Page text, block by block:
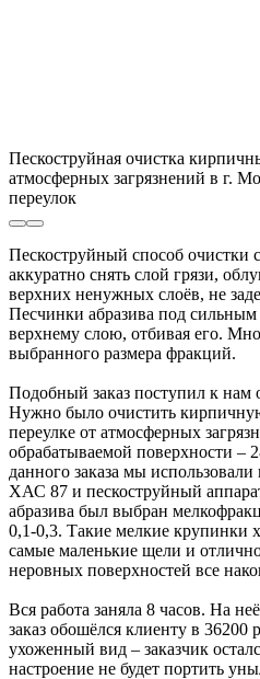
Пескоструйная очистка
атмосферных загрязнений в г.
переулок
Пескоструйный способ очистки
аккуратно снять слой грязи,
верхних ненужных слоёв, не
Песчинки абразива под
верхнему слою, отбивая его.
выбранного размера фракций.
Подобный заказ поступил к нам
Нужно было очистить
переулке от атмосферных
обрабатываемой поверхности –
данного заказа мы
ХАС 87 и пескоструйный
абразива был выбран
0,1-0,3. Такие мелкие крупинки
самые маленькие щели и
неровных поверхностей все
Вся работа заняла 8 часов. На
заказ обошёлся клиенту в
ухоженный вид – заказчик
настроение не будет портить